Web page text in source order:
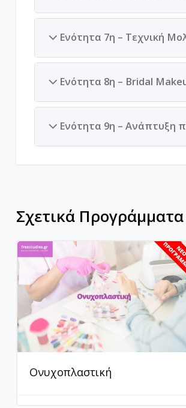
Ενότητα 7η – Τεχνική
Ενότητα 8η – Bridal
Ενότητα 9η – Ανάπτυξη
Σχετικά Προγράμματα
Ονυχοπλαστική